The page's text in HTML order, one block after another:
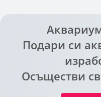
Подари си
Осъществи